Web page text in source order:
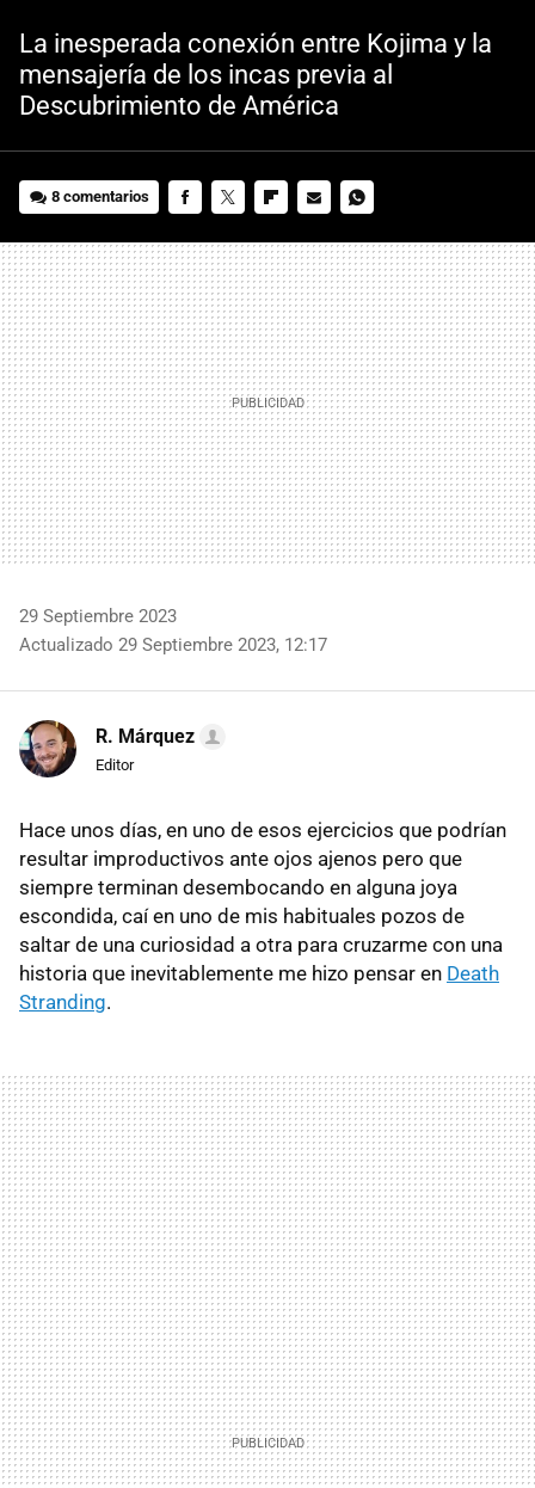
La inesperada conexión entre Kojima y la
mensajería de los incas previa al
Descubrimiento de América
8 comentarios
MAIL
29 Septiembre 2023
Actualizado 29 Septiembre 2023, 12:17
R. Márquez
Editor
Hace unos días, en uno de esos ejercicios que podrían
resultar improductivos ante ojos ajenos pero que
siempre terminan desembocando en alguna joya
escondida, caí en uno de mis habituales pozos de
saltar de una curiosidad a otra para cruzarme con una
historia que inevitablemente me hizo pensar en Death
Stranding.